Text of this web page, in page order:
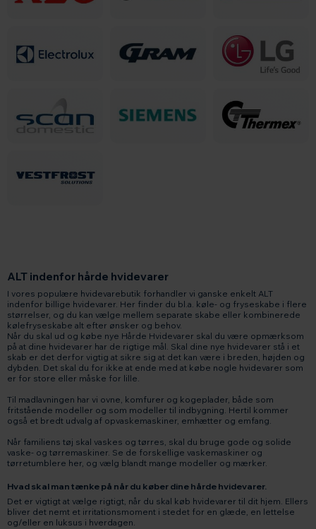
ALT indenfor hårde hvidevarer
I vores populære hvidevarebutik forhandler vi ganske enkelt ALT
indenfor billige hvidevarer. Her finder du bl.a. køle- og fryseskabe i flere
størrelser, og du kan vælge mellem separate skabe eller kombinerede
kølefryseskabe alt efter ønsker og behov.
Når du skal ud og købe nye Hårde Hvidevarer skal du være opmærksom
på at dine hvidevarer har de rigtige mål. Skal dine nye hvidevarer stå i et
skab er det derfor vigtig at sikre sig at det kan være i breden, højden og
dybden. Det skal du for ikke at ende med at købe nogle hvidevarer som
er for store eller måske for lille.
Til madlavningen har vi ovne, komfurer og kogeplader, både som
fritstående modeller og som modeller til indbygning. Hertil kommer
også et bredt udvalg af opvaskemaskiner, emhætter og emfang.
Når familiens tøj skal vaskes og tørres, skal du bruge gode og solide
vaske- og tørremaskiner. Se de forskellige vaskemaskiner og
tørretumblere her, og vælg blandt mange modeller og mærker.
Hvad skal man tænke på når du køber dine hårde hvidevarer.
Det er vigtigt at vælge rigtigt, når du skal køb hvidevarer til dit hjem. Ellers
bliver det nemt et irritationsmoment i stedet for en glæde, en lettelse
og/eller en luksus i hverdagen.